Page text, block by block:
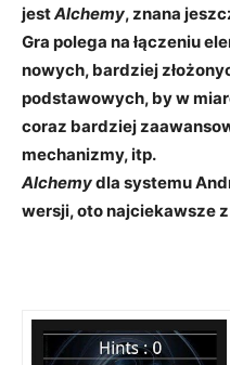
jestAlchemy, znana
Gra polega na łączeniu
nowych, bardziej
podstawowych, by w
coraz bardziej
mechanizmy, itp.
Alchemydla systemu
wersji, oto najciekawsze